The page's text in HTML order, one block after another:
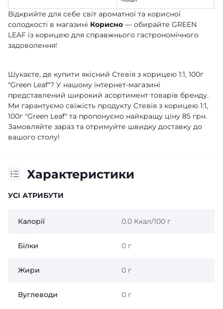
Відкрийте для себе світ ароматної та корисної
солодкості в магазині Корисно — обирайте GREEN
LEAF із корицею для справжнього гастрономічного
задоволення!
Шукаєте, де купити якісний Стевія з корицею 1:1, 100г
"Green Leaf"? У нашому інтернет-магазині
представлений широкий асортимент товарів бренду.
Ми гарантуємо свіжість продукту Стевія з корицею 1:1,
100г "Green Leaf" та пропонуємо найкращу ціну 85 грн.
Замовляйте зараз та отримуйте швидку доставку до
вашого столу!
Характеристики
УСІ АТРИБУТИ
Калорії 0.0 Ккал/100 г
Білки 0 г
Жири 0 г
Вуглеводи 0 г